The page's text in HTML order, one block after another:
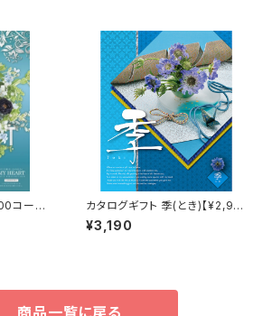
コース】
カタログギフト 季(とき)【¥2,90
0コース】Choice Collection
¥3,190
商品一覧に戻る